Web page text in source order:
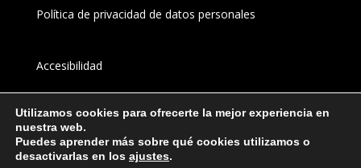
Política de privacidad de datos personales
Accesibilidad
Canal interno de información
Utilizamos cookies para ofrecerte la mejor experiencia en
nuestra web.
Puedes aprender más sobre qué cookies utilizamos o
desactivarlas en los ajustes.